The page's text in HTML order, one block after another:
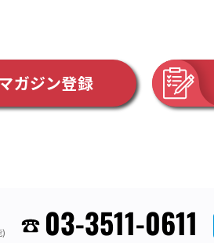
ガジン登録
)
03-3511-0611